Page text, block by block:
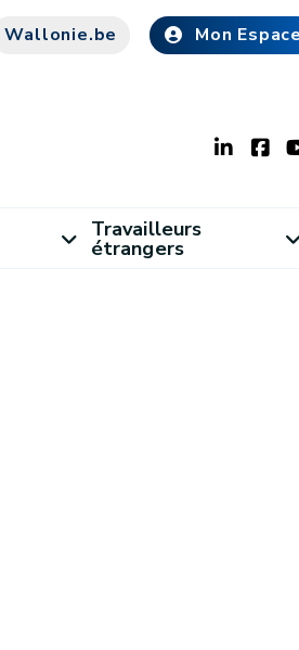
Wallonie.be Mon
Travailleurs
étrangers